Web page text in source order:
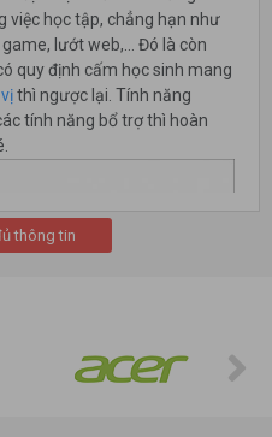
việc học tập, chẳng hạn như
lướt web,… Đó là còn
quy định cấm học sinh mang
thì ngược lại. Tính năng
tính năng bổ trợ thì hoàn
thông tin